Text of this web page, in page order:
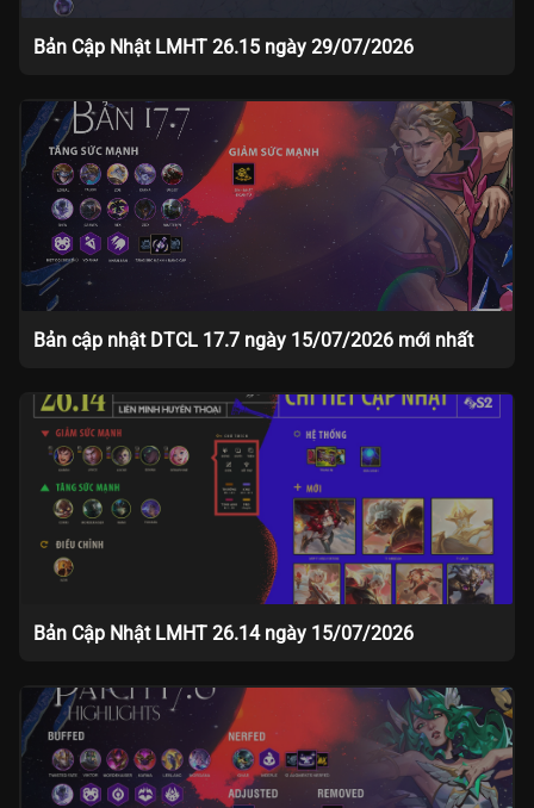
Bản Cập Nhật LMHT 26.15 ngày 29/07/2026
Bản cập nhật DTCL 17.7 ngày 15/07/2026 mới nhất
Bản Cập Nhật LMHT 26.14 ngày 15/07/2026